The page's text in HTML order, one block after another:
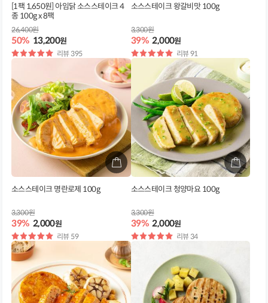
[1팩 1,650원] 아임닭 소스스테이크 4
종 100g x 8팩
50% 13,200원
26,400원
별
점
리뷰 395
소스스테이크 왕갈비맛 100g
39% 2,000원
3,300원
별
점
리뷰 91
소스스테이크 명란로제 100g
39% 2,000원
3,300원
별
점
리뷰 59
소스스테이크 청양마요 100g
39% 2,000원
3,300원
별
점
리뷰 34